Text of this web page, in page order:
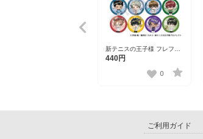
新テニスの王子様 フレフレ
ンズ缶バッジ Vol.8 全16種
440円
0
ご利用ガイド